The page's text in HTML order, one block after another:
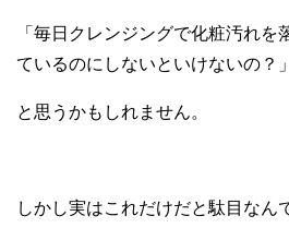
「毎日クレンジングで化粧汚れを
ているのにしないといけないの？」
と思うかもしれません。
しかし実はこれだけだと駄目なん